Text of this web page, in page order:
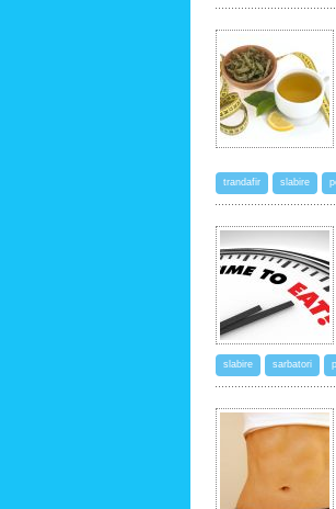
trandafir slabire
slabire sarbatori